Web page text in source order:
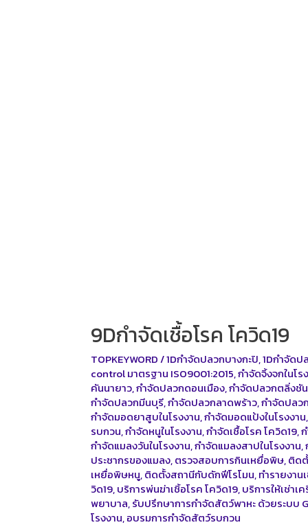
9Dกำจัดเชื้อโรค โควิด19
TOPKEYWORD/1Dกำจัดปลวกบางกะปิ,1Dกำจัด
control มาตรฐาน ISO9001:2015,กำจัดจิ้งจกในโร
คันนายาว,กำจัดปลวกดอนเมือง,กำจัดปลวกตลิ่งชัน
กำจัดปลวกมีนบุรี,กำจัดปลวกลาดพร้าว,กำจัดปลว
กำจัดมอดยาสูบในโรงงาน,กำจัดมอดแป้งในโรงงาน
รบกวน,กำจัดหนูในโรงงาน,กำจัดเชื้อโรค โควิด19,
กำจัดแมลงวันในโรงงาน,กำจัดแมลงสาปในโรงงาน,
ประชากรของแมลง,ตรวจสอบการกินเหยื่อพิษ,ติด
เหยื่อพิษหนู,ติดตั้งสถานีกับดักฟีโรโมน,ทำรายงา
วิด19,บริการพ่นฆ่าเชิ้อโรค โควิด19,บริการให้เช่าเ
พยาบาล,รับปรึกษาการกำจัดสัตว์พาหะ ด้วยระบบ
โรงงาน,อบรมการกำจัดสัตว์รบกวน